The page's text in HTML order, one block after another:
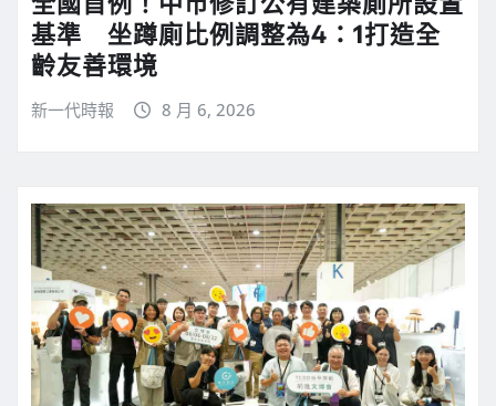
基準 坐蹲廁比例調整為4：1打造全
齡友善環境
新一代時報 8 月 6, 2026